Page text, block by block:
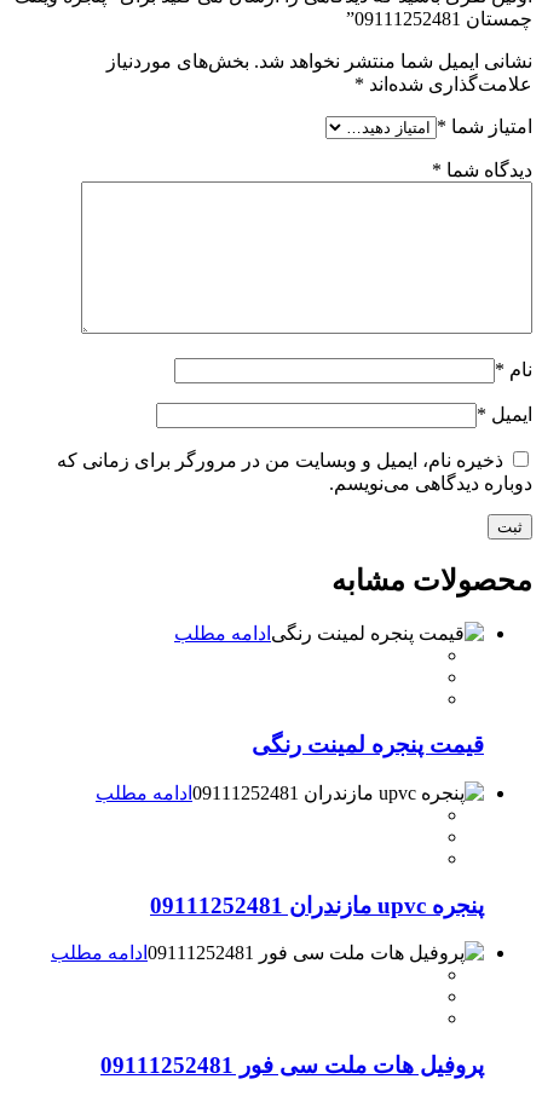
چمستان 09111252481”
نشانی ایمیل شما منتشر نخواهد شد. بخش‌های موردنیاز
علامت‌گذاری شده‌اند *
امتیاز شما *
دیدگاه شما *
نام *
ایمیل *
ذخیره نام، ایمیل و وبسایت من در مرورگر برای زمانی که
دوباره دیدگاهی می‌نویسم.
محصولات مشابه
ادامه مطلب
قیمت پنجره لمینت رنگی
ادامه مطلب
پنجره upvc مازندران 09111252481
ادامه مطلب
پروفیل هات ملت سی فور 09111252481